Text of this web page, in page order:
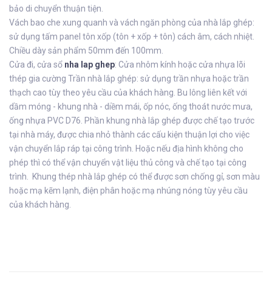
bảo di chuyển thuận tiện.
Vách bao che xung quanh và vách ngăn phòng của nhà lắp ghép:
sử dụng tấm panel tôn xốp (tôn + xốp + tôn) cách âm, cách nhiệt.
Chiều dày sản phẩm 50mm đến 100mm.
Cửa đi, cửa sổ nha lap ghep: Cửa nhôm kính hoặc cửa nhựa lõi
thép gia cường Trần nhà lắp ghép: sử dụng trần nhựa hoặc trần
thạch cao tùy theo yêu cầu của khách hàng. Bu lông liên kết với
dầm móng - khung nhà - diềm mái, ốp nóc, ống thoát nước mưa,
ống nhựa PVC D76. Phần khung nhà lắp ghép được chế tạo trước
tại nhà máy, được chia nhỏ thành các cấu kiện thuận lợi cho việc
vận chuyển lắp ráp tại công trình. Hoặc nếu địa hình không cho
phép thì có thể vận chuyển vật liệu thủ công và chế tạo tại công
trình. Khung thép nhà lắp ghép có thể được sơn chống gỉ, sơn màu
hoặc mạ kẽm lạnh, điện phân hoặc mạ nhúng nóng tùy yêu cầu
của khách hàng.